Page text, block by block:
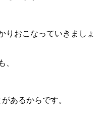
りおこなっていきましょ
、
あるからです。